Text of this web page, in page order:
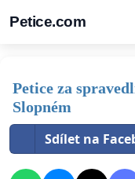
Petice.com
Petice za
Slopném
Sdílet na